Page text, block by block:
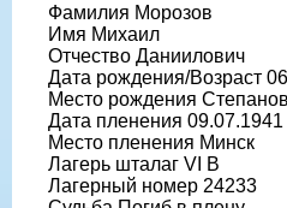
Фамилия Морозов
Имя Михаил
Отчество Даниилович
Дата рождения/Возраст
Место рождения
Дата пленения 09.07.1941
Место пленения Минск
Лагерь шталаг VI B
Лагерный номер 24233